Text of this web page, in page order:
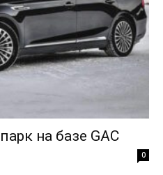
на базе GAC
0